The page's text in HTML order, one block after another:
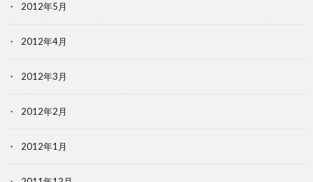
2012年5月
2012年4月
2012年3月
2012年2月
2012年1月